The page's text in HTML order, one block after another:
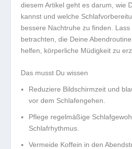
diesem Artikel geht es darum, wie
kannst und welche
bessere Nachtruhe zu finden.
betrachten, die Deine
helfen, körperliche Müdigkeit zu
Das musst Du wissen
Reduziere Bildschirmzeit und
vor dem Schlafengehen.
Pflege regelmäßige
Schlafrhythmus.
Vermeide Koffein in den